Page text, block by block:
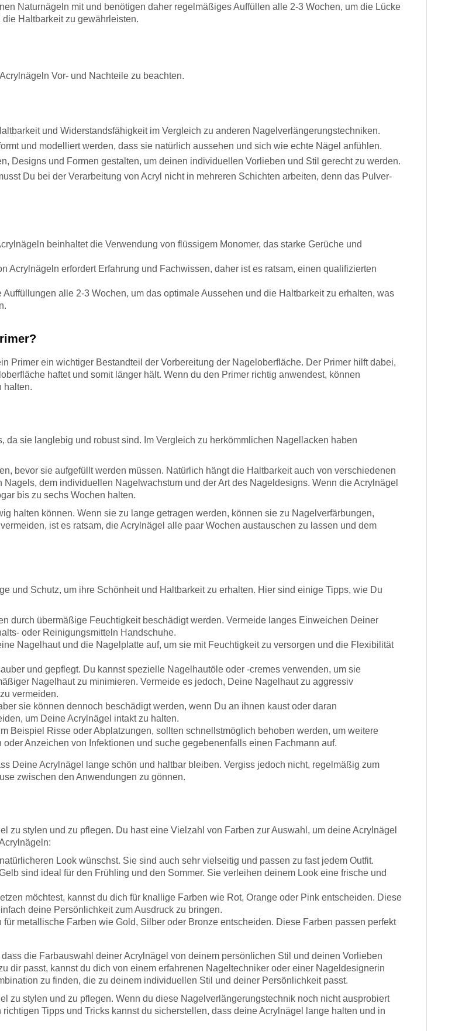
Naturnägeln mit und benötigen daher regelmäßiges Auffüllen alle 2-3 Wochen, um die Lücke
Haltbarkeit zu gewährleisten.
Vor- und Nachteile zu beachten.
und Widerstandsfähigkeit im Vergleich zu anderen Nagelverlängerungstechniken.
und modelliert werden, dass sie natürlich aussehen und sich wie echte Nägel anfühlen.
Designs und Formen gestalten, um deinen individuellen Vorlieben und Stil gerecht zu werden.
Du bei der Verarbeitung von Acryl nicht in mehreren Schichten arbeiten, denn das Pulver-
beinhaltet die Verwendung von flüssigem Monomer, das starke Gerüche und
Acrylnägeln erfordert Erfahrung und Fachwissen, daher ist es ratsam, einen qualifizierten
alle 2-3 Wochen, um das optimale Aussehen und die Haltbarkeit zu erhalten, was
Primer ein wichtiger Bestandteil der Vorbereitung der Nageloberfläche. Der Primer hilft dabei,
haftet und somit länger hält. Wenn du den Primer richtig anwendest, können
halten.
sie langlebig und robust sind. Im Vergleich zu herkömmlichen Nagellacken haben
bevor sie aufgefüllt werden müssen. Natürlich hängt die Haltbarkeit auch von verschiedenen
dem individuellen Nagelwachstum und der Art des Nageldesigns. Wenn die Acrylnägel
bis zu sechs Wochen halten.
halten können. Wenn sie zu lange getragen werden, können sie zu Nagelverfärbungen,
ist es ratsam, die Acrylnägel alle paar Wochen austauschen zu lassen und dem
und Schutz, um ihre Schönheit und Haltbarkeit zu erhalten. Hier sind einige Tipps, wie Du
durch übermäßige Feuchtigkeit beschädigt werden. Vermeide langes Einweichen Deiner
oder Reinigungsmitteln Handschuhe.
Nagelhaut und die Nagelplatte auf, um sie mit Feuchtigkeit zu versorgen und die Flexibilität
und gepflegt. Du kannst spezielle Nagelhautöle oder -cremes verwenden, um sie
Nagelhaut zu minimieren. Vermeide es jedoch, Deine Nagelhaut zu aggressiv
vermeiden.
sie können dennoch beschädigt werden, wenn Du an ihnen kaust oder daran
um Deine Acrylnägel intakt zu halten.
Beispiel Risse oder Abplatzungen, sollten schnellstmöglich behoben werden, um weitere
Anzeichen von Infektionen und suche gegebenenfalls einen Fachmann auf.
Deine Acrylnägel lange schön und haltbar bleiben. Vergiss jedoch nicht, regelmäßig zum
zwischen den Anwendungen zu gönnen.
zu stylen und zu pflegen. Du hast eine Vielzahl von Farben zur Auswahl, um deine Acrylnägel
Look wünschst. Sie sind auch sehr vielseitig und passen zu fast jedem Outfit.
sind ideal für den Frühling und den Sommer. Sie verleihen deinem Look eine frische und
möchtest, kannst du dich für knallige Farben wie Rot, Orange oder Pink entscheiden. Diese
deine Persönlichkeit zum Ausdruck zu bringen.
metallische Farben wie Gold, Silber oder Bronze entscheiden. Diese Farben passen perfekt
die Farbauswahl deiner Acrylnägel von deinem persönlichen Stil und deinen Vorlieben
dir passt, kannst du dich von einem erfahrenen Nageltechniker oder einer Nageldesignerin
zu finden, die zu deinem individuellen Stil und deiner Persönlichkeit passt.
zu stylen und zu pflegen. Wenn du diese Nagelverlängerungstechnik noch nicht ausprobiert
Tipps und Tricks kannst du sicherstellen, dass deine Acrylnägel lange halten und in